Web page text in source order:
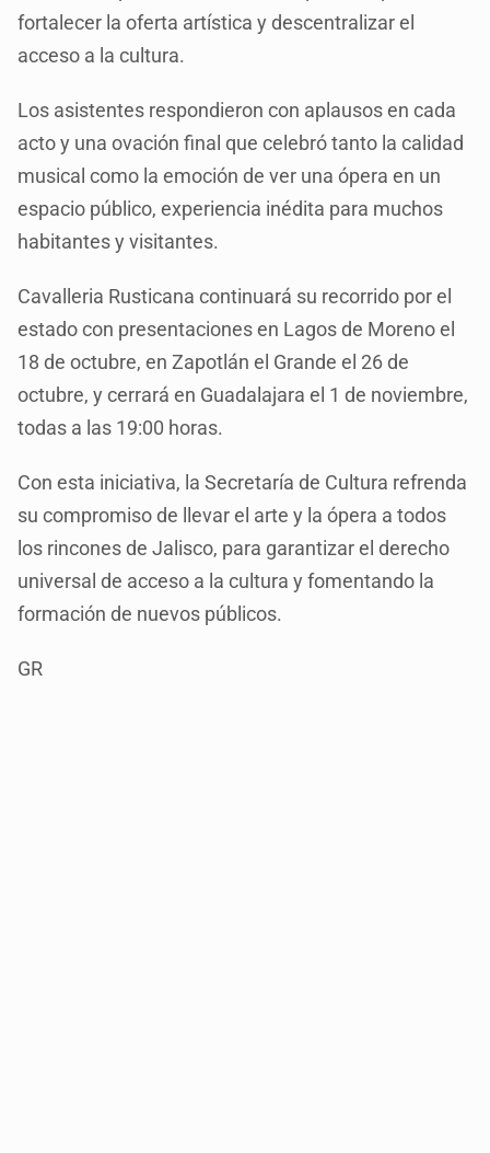
fortalecer la oferta artística y descentralizar el
acceso a la cultura.
Los asistentes respondieron con aplausos en cada
acto y una ovación final que celebró tanto la calidad
musical como la emoción de ver una ópera en un
espacio público, experiencia inédita para muchos
habitantes y visitantes.
Cavalleria Rusticana continuará su recorrido por el
estado con presentaciones en Lagos de Moreno el
18 de octubre, en Zapotlán el Grande el 26 de
octubre, y cerrará en Guadalajara el 1 de noviembre,
todas a las 19:00 horas.
Con esta iniciativa, la Secretaría de Cultura refrenda
su compromiso de llevar el arte y la ópera a todos
los rincones de Jalisco, para garantizar el derecho
universal de acceso a la cultura y fomentando la
formación de nuevos públicos.
GR